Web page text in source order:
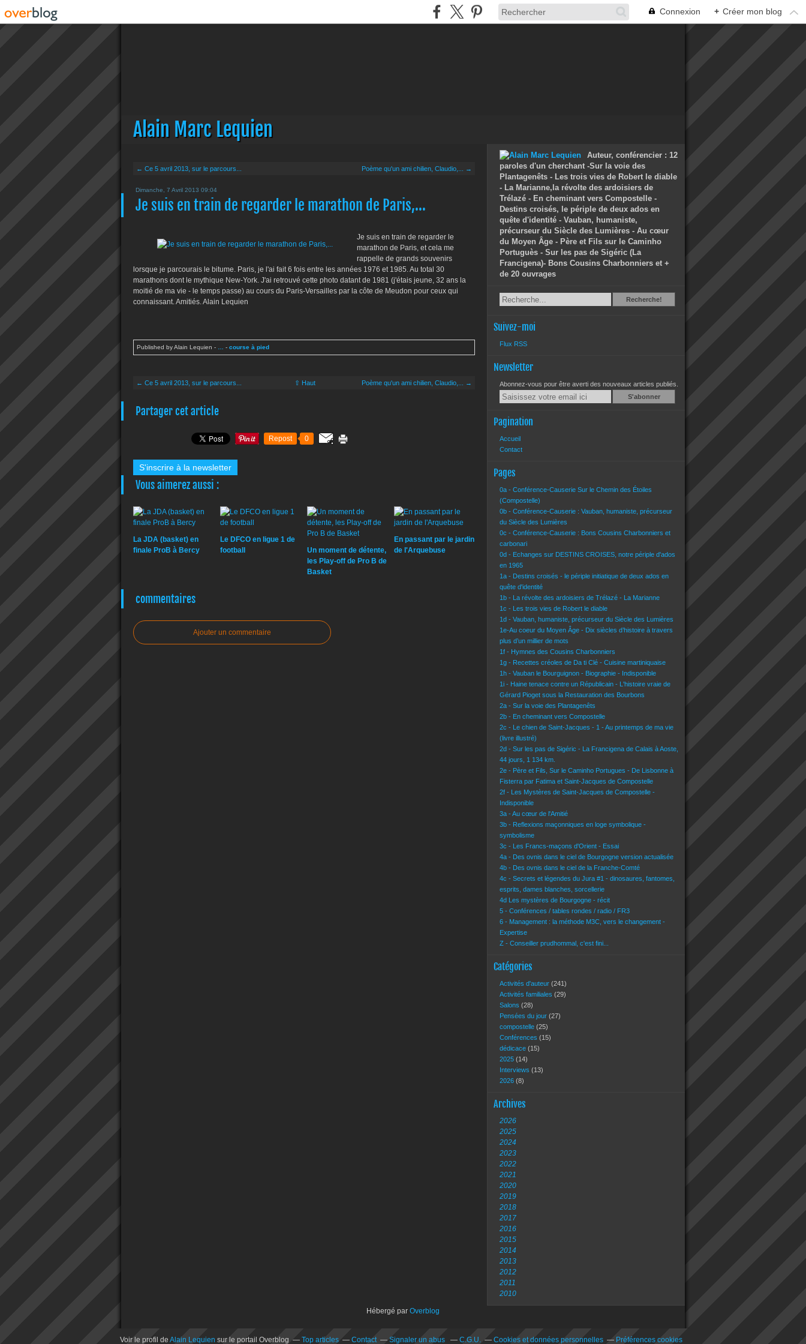
Connexion + Créer mon blog
Alain Marc Lequien
← Ce 5 avril 2013, sur le parcours... Poème qu'un ami chilien, Claudio,... →
Dimanche, 7 Avril 2013 09:04
Je suis en train de regarder le marathon de Paris,...
Je suis en train de regarder le
marathon de Paris, et cela me
rappelle de grands souvenirs
lorsque je parcourais le bitume. Paris, je l'ai fait 6 fois entre les années 1976 et 1985. Au total 30
marathons dont le mythique New-York. J'ai retrouvé cette photo datant de 1981 (j'étais jeune, 32 ans la
moitié de ma vie - le temps passe) au cours du Paris-Versailles par la côte de Meudon pour ceux qui
connaissant. Amitiés. Alain Lequien
Published by Alain Lequien - - course à pied
← Ce 5 avril 2013, sur le parcours... ⇧ Haut Poème qu'un ami chilien, Claudio,... →
Partager cet article
Repost 0
S'inscrire à la newsletter
Vous aimerez aussi :
La JDA (basket) en
finale ProB à Bercy
Le DFCO en ligue 1 de
football
Un moment de détente,
les Play-off de Pro B de
Basket
En passant par le jardin
de l'Arquebuse
commentaires
Ajouter un commentaire
Auteur, conférencier : 12
paroles d'un cherchant -Sur la voie des
Plantagenêts - Les trois vies de Robert le diable
- La Marianne,la révolte des ardoisiers de
Trélazé - En cheminant vers Compostelle -
Destins croisés, le périple de deux ados en
quête d'identité - Vauban, humaniste,
précurseur du Siècle des Lumières - Au cœur
du Moyen Âge - Père et Fils sur le Caminho
Portuguès - Sur les pas de Sigéric (La
Francigena)- Bons Cousins Charbonniers et +
de 20 ouvrages
RechercheRecherche!
Suivez-moi
Flux RSS
Newsletter
Abonnez-vous pour être averti des nouveaux articles publiés.
Email
Pagination
Accueil
Contact
Pages
0a - Conférence-Causerie Sur le Chemin des Étoiles
(Compostelle)
0b - Conférence-Causerie : Vauban, humaniste, précurseur
du Siècle des Lumières
0c - Conférence-Causerie : Bons Cousins Charbonniers et
carbonari
0d - Echanges sur DESTINS CROISES, notre périple d'ados
en 1965
1a - Destins croisés - le périple initiatique de deux ados en
quête d'identité
1b - La révolte des ardoisiers de Trélazé - La Marianne
1c - Les trois vies de Robert le diable
1d - Vauban, humaniste, précurseur du Siècle des Lumières
1e-Au coeur du Moyen Âge - Dix siècles d’histoire à travers
plus d’un millier de mots
1f - Hymnes des Cousins Charbonniers
1g - Recettes créoles de Da ti Clé - Cuisine martiniquaise
1h - Vauban le Bourguignon - Biographie - Indisponible
1i - Haine tenace contre un Républicain - L'histoire vraie de
Gérard Pioget sous la Restauration des Bourbons
2a - Sur la voie des Plantagenêts
2b - En cheminant vers Compostelle
2c - Le chien de Saint-Jacques - 1 - Au printemps de ma vie
(livre illustré)
2d - Sur les pas de Sigéric - La Francigena de Calais à Aoste,
44 jours, 1 134 km.
2e - Père et Fils, Sur le Caminho Portugues - De Lisbonne à
Fisterra par Fatima et Saint-Jacques de Compostelle
2f - Les Mystères de Saint-Jacques de Compostelle -
Indisponible
3a - Au cœur de l'Amitié
3b - Reflexions maçonniques en loge symbolique -
symbolisme
3c - Les Francs-maçons d'Orient - Essai
4a - Des ovnis dans le ciel de Bourgogne version actualisée
4b - Des ovnis dans le ciel de la Franche-Comté
4c - Secrets et légendes du Jura #1 - dinosaures, fantomes,
esprits, dames blanches, sorcellerie
4d Les mystères de Bourgogne - récit
5 - Conférences / tables rondes / radio / FR3
6 - Management : la méthode M3C, vers le changement -
Expertise
Z - Conseiller prudhommal, c'est fini...
Catégories
Activités d'auteur (241)
Activités familiales (29)
Salons (28)
Pensées du jour (27)
compostelle (25)
Conférences (15)
dédicace (15)
2025 (14)
Interviews (13)
2026 (8)
Archives
2026
2025
2024
2023
2022
2021
2020
2019
2018
2017
2016
2015
2014
2013
2012
2011
2010
Hébergé par Overblog
Voir le profil de Alain Lequien sur le portail Overblog Top articles Contact Signaler un abus C.G.U. Cookies et données personnelles Préférences cookies